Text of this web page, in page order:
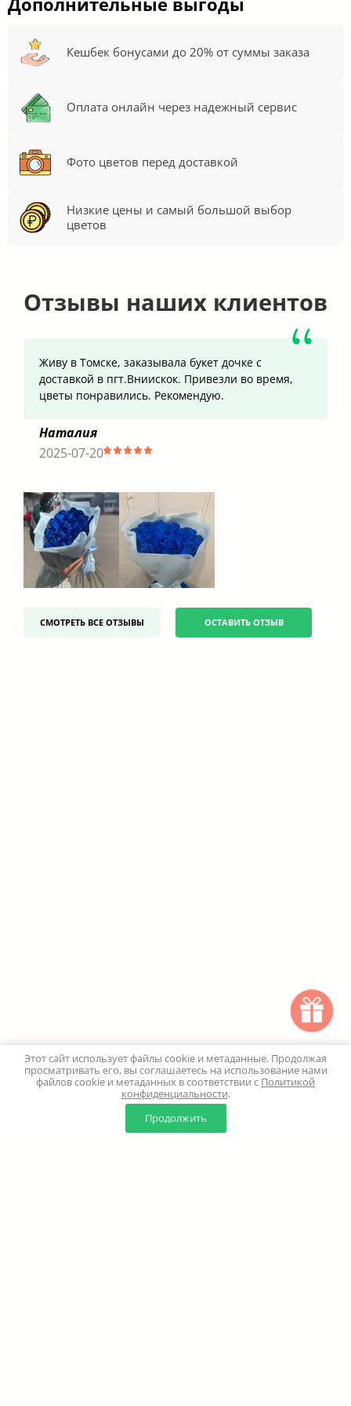
Кешбек бонусами до 20% от суммы заказа
Оплата онлайн через надежный сервис
Фото цветов перед доставкой
Низкие цены и самый большой выбор
цветов
Отзывы наших клиентов
Живу в Томске, заказывала букет дочке с
доставкой в пгт.Вниискок. Привезли во время,
цветы понравились. Рекомендую.
Наталия
2025-07-20
СМОТРЕТЬ ВСЕ ОТЗЫВЫ ОСТАВИТЬ ОТЗЫВ
0
Корзина
Этот сайт использует файлы cookie и метаданные. Продолжая
просматривать его, вы соглашаетесь на использование нами
файлов cookie и метаданных в соответствии с Политикой
конфиденциальности.
Продолжить